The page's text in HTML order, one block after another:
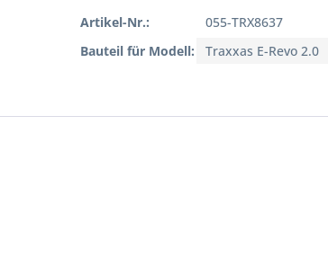
Artikel-Nr.:
055-TRX8637
Bauteil für Modell:
Traxxas E-Revo 2.0